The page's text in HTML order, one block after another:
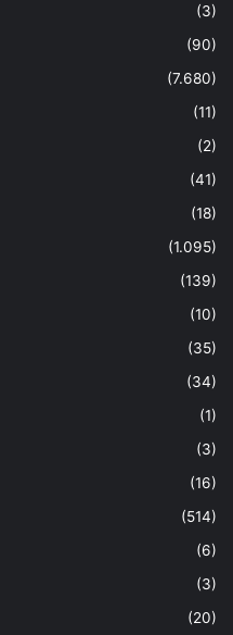
(3)
(90)
(7.680)
(11)
(2)
(41)
(18)
(1.095)
(139)
(10)
(35)
(34)
(1)
(3)
(16)
(514)
(6)
(3)
(20)